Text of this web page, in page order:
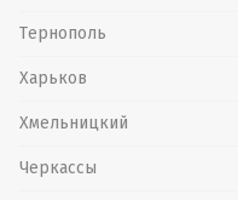
Тернополь
Харьков
Хмельницкий
Черкассы